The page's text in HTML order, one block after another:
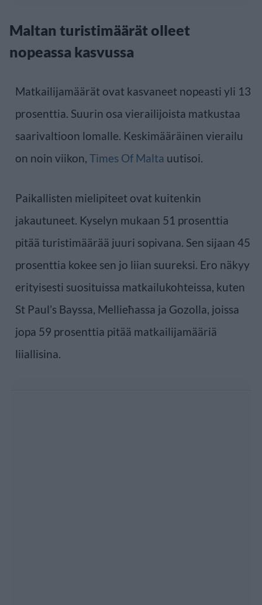
Maltan turistimäärät olleet
nopeassa kasvussa
Matkailijamäärät ovat kasvaneet nopeasti yli 13
prosenttia. Suurin osa vierailijoista matkustaa
saarivaltioon lomalle. Keskimääräinen vierailu
on noin viikon, Times Of Malta uutisoi.
Paikallisten mielipiteet ovat kuitenkin
jakautuneet. Kyselyn mukaan 51 prosenttia
pitää turistimäärää juuri sopivana. Sen sijaan 45
prosenttia kokee sen jo liian suureksi. Ero näkyy
erityisesti suosituissa matkailukohteissa, kuten
St Paul’s Bayssa, Mellieħassa ja Gozolla, joissa
jopa 59 prosenttia pitää matkailijamääriä
liiallisina.